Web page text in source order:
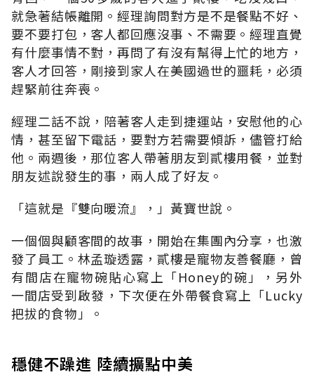
就急著結帳離開。經理詢問對方是不是餐點不好、
要不要打包，客人都回應沒事、不需要。經理直覺
有什麼事情不對，再問了有沒有幫得上忙的地方，
客人才回答，剛接到家人在美國過世的噩耗，必須
趕緊前往奔喪。
經理二話不說，陪著客人走到捷運站，安慰他的心
情，甚至留下電話，要對方若需要傾訴，儘管打給
他。兩週後，那位客人帶著朋友到貳樓用餐，並對
朋友述說發生的事，兩人成了好友。
「這就是『雙向暖流』，」黃寶世說。
一個個與顧客間的故事，開始在集團內分享，也激
發了員工。林孟璇透露，貳樓是寵物友善餐廳，曾
有間店在寵物碗貼心寫上「Honey的碗」，另外
一間店受到啟發，下次便在外帶餐食寫上「Lucky
把拔的食物」。
穩健不躁進 陸續擴點中美